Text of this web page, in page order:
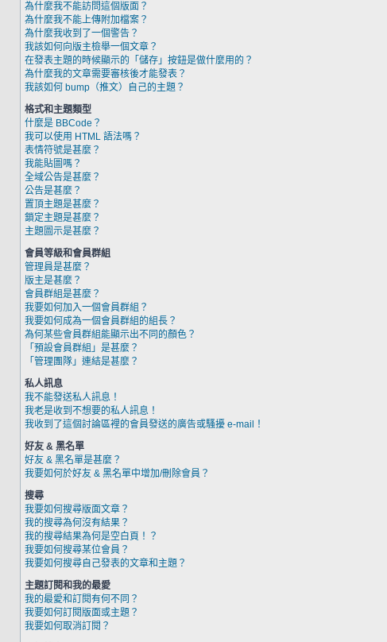
為什麼我不能訪問這個版面？
為什麼我不能上傳附加檔案？
為什麼我收到了一個警告？
我該如何向版主檢舉一個文章？
在發表主題的時候顯示的「儲存」按鈕是做什麼用的？
為什麼我的文章需要審核後才能發表？
我該如何 bump（推文）自己的主題？
格式和主題類型
什麼是 BBCode？
我可以使用 HTML 語法嗎？
表情符號是甚麼？
我能貼圖嗎？
全域公告是甚麼？
公告是甚麼？
置頂主題是甚麼？
鎖定主題是甚麼？
主題圖示是甚麼？
會員等級和會員群組
管理員是甚麼？
版主是甚麼？
會員群組是甚麼？
我要如何加入一個會員群組？
我要如何成為一個會員群組的組長？
為何某些會員群組能顯示出不同的顏色？
「預設會員群組」是甚麼？
「管理團隊」連結是甚麼？
私人訊息
我不能發送私人訊息！
我老是收到不想要的私人訊息！
我收到了這個討論區裡的會員發送的廣告或騷擾 e-mail！
好友 & 黑名單
好友 & 黑名單是甚麼？
我要如何於好友 & 黑名單中增加/刪除會員？
搜尋
我要如何搜尋版面文章？
我的搜尋為何沒有結果？
我的搜尋結果為何是空白頁！？
我要如何搜尋某位會員？
我要如何搜尋自己發表的文章和主題？
主題訂閱和我的最愛
我的最愛和訂閱有何不同？
我要如何訂閱版面或主題？
我要如何取消訂閱？